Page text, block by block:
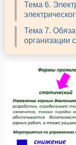
Тема 6.
Тема 7.
организации